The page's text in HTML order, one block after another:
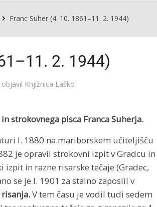
Franc Suher (4. 10. 1861–11. 2. 1944)
2. 1944)
objavil Knjižnica Laško
strokovnega pisca Franca Suherja.
l. 1880 na mariborskem učiteljišču
je opravil strokovni izpit v Gradcu in
in razne risarske tečaje (Gradec,
se je l. 1901 za stalno zaposlil v
V tem času je vodil tudi sedem